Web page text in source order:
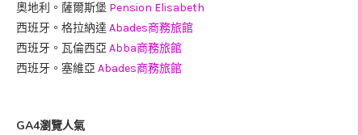
奧地利。薩爾斯堡 Pension Elisabeth
西班牙。格拉納達 Abades商務旅館
西班牙。瓦倫西亞 Abba商務旅館
西班牙。塞維亞 Abades商務旅館
GA4瀏覽人氣